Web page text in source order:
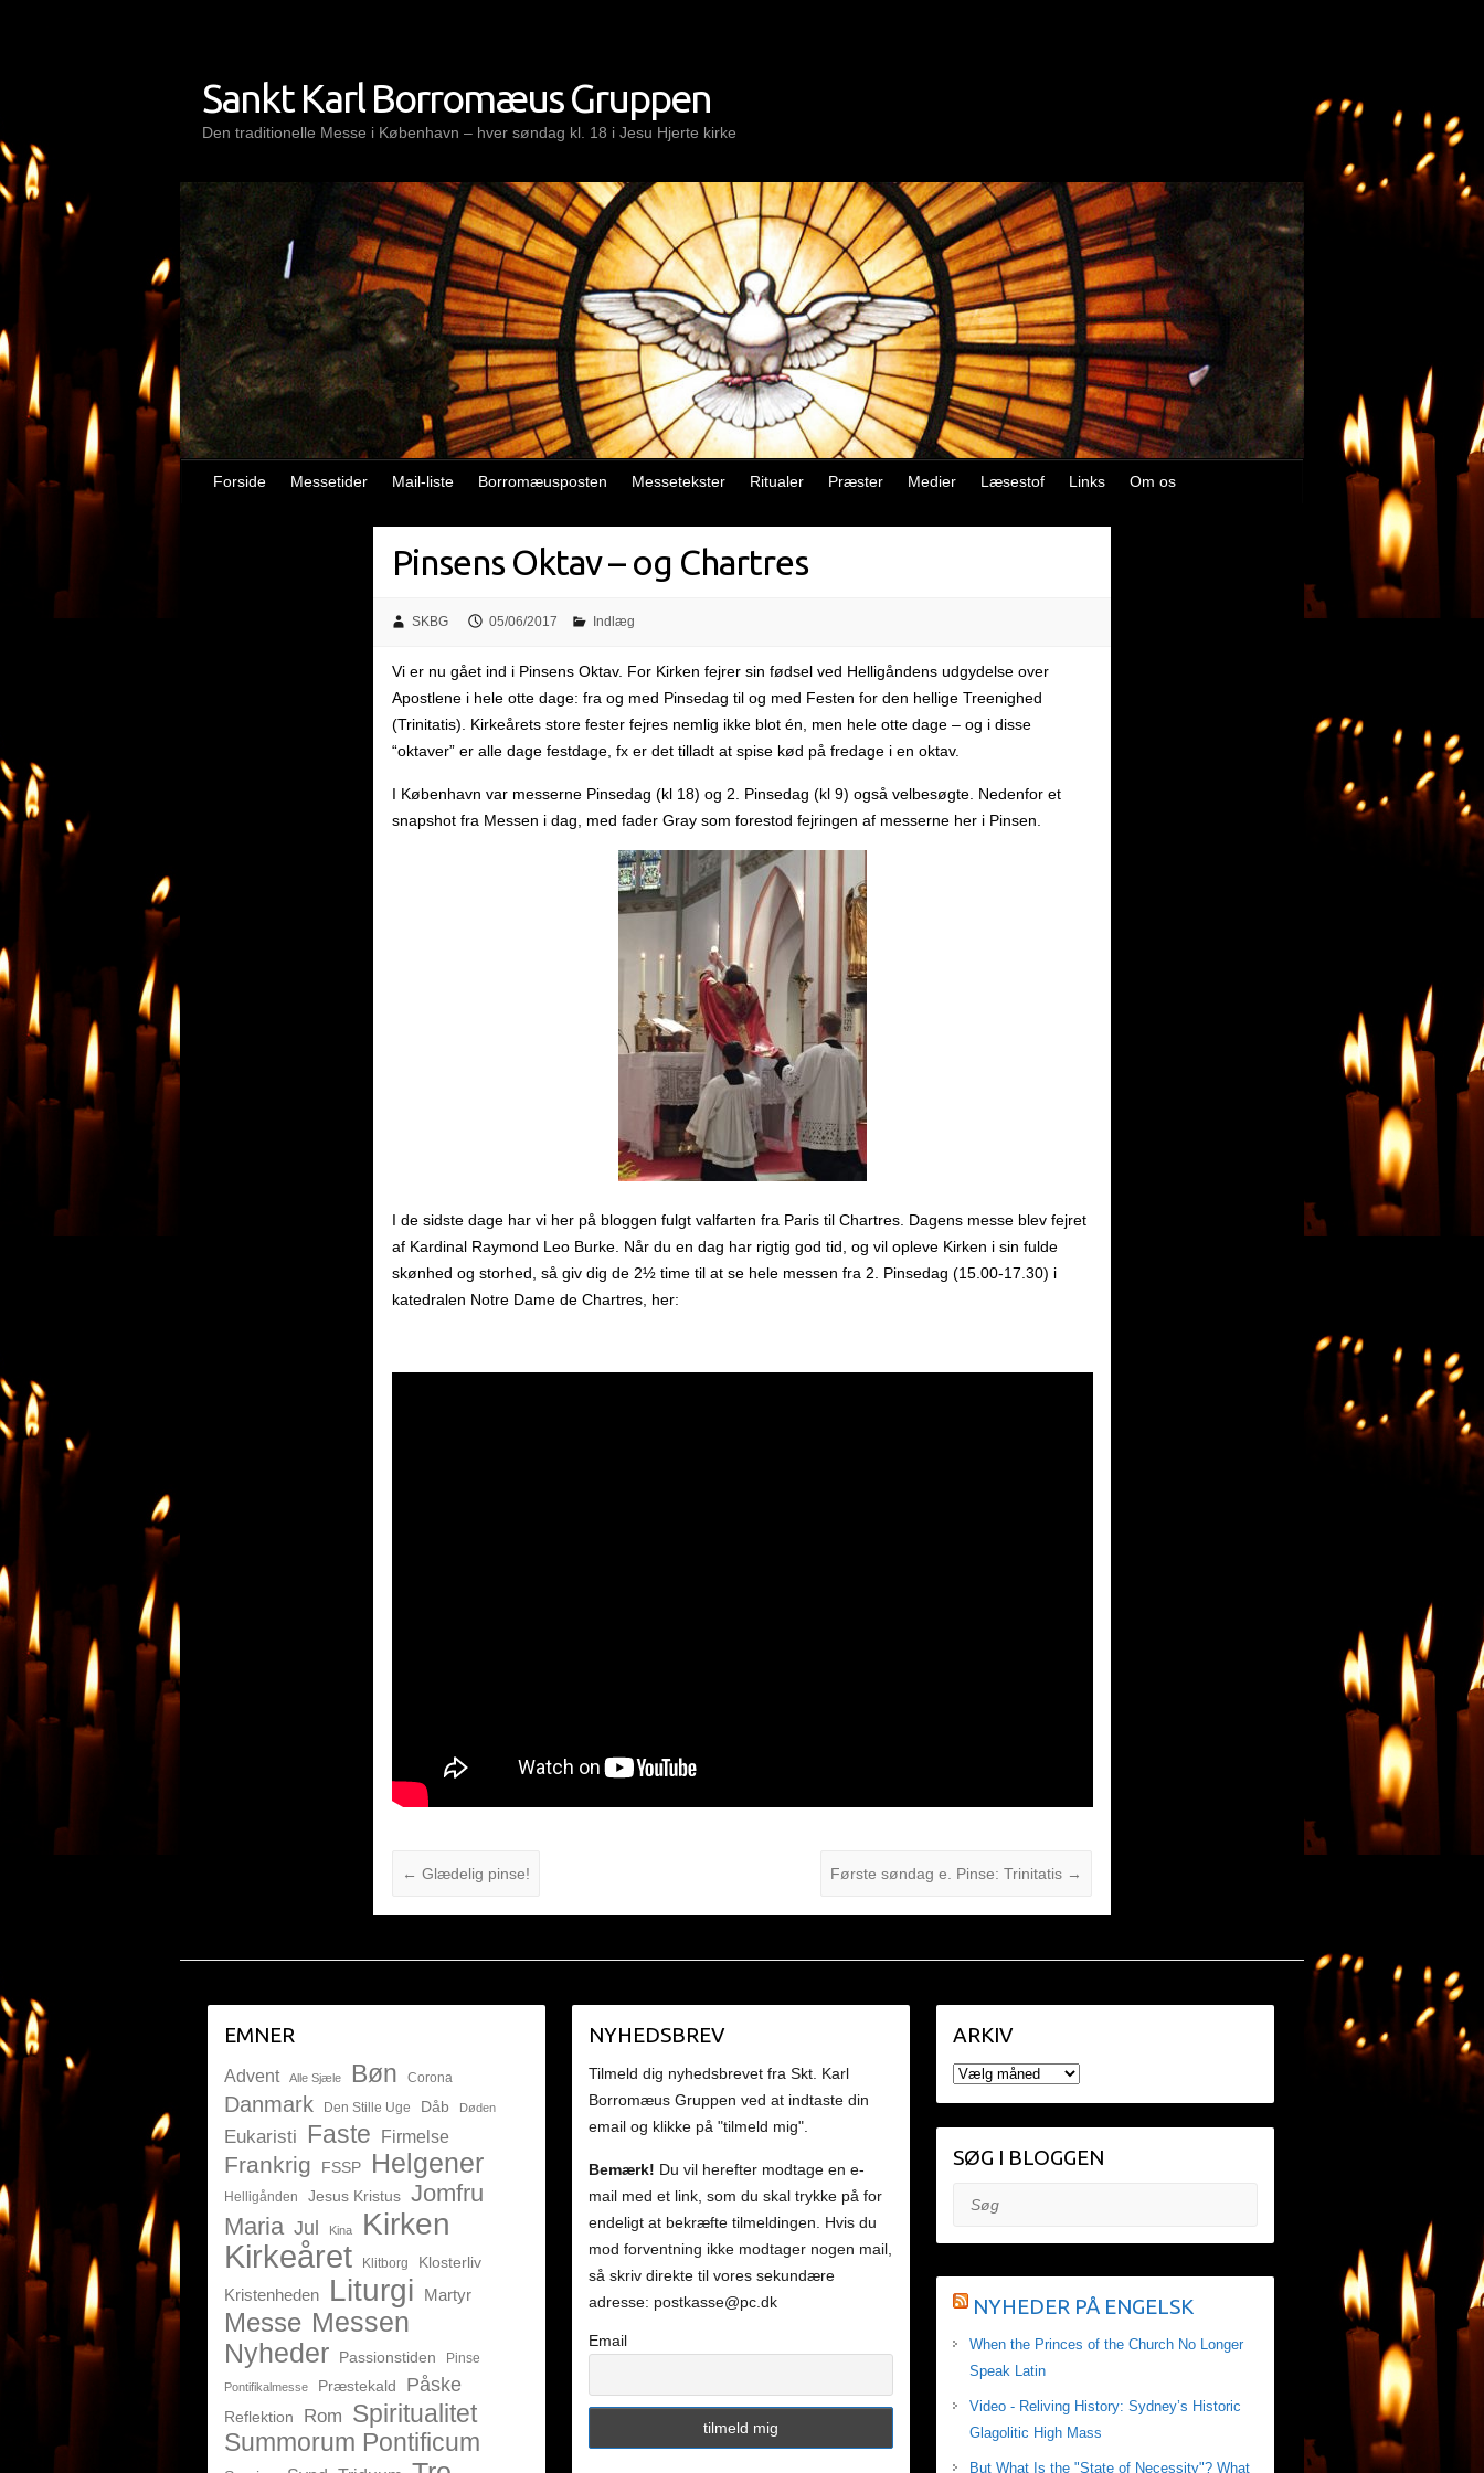
Sankt Karl Borromæus Gruppen
Den traditionelle Messe i København – hver søndag kl. 18 i Jesu Hjerte kirke
Forside Messetider Mail-liste Borromæusposten Messetekster Ritualer Præster Medier Læsestof Links Om os
Pinsens Oktav – og Chartres
SKBG 05/06/2017 Indlæg
Vi er nu gået ind i Pinsens Oktav. For Kirken fejrer sin fødsel ved Helligåndens udgydelse over
Apostlene i hele otte dage: fra og med Pinsedag til og med Festen for den hellige Treenighed
(Trinitatis). Kirkeårets store fester fejres nemlig ikke blot én, men hele otte dage – og i disse
“oktaver” er alle dage festdage, fx er det tilladt at spise kød på fredage i en oktav.
I København var messerne Pinsedag (kl 18) og 2. Pinsedag (kl 9) også velbesøgte. Nedenfor et
snapshot fra Messen i dag, med fader Gray som forestod fejringen af messerne her i Pinsen.
I de sidste dage har vi her på bloggen fulgt valfarten fra Paris til Chartres. Dagens messe blev fejret
af Kardinal Raymond Leo Burke. Når du en dag har rigtig god tid, og vil opleve Kirken i sin fulde
skønhed og storhed, så giv dig de 2½ time til at se hele messen fra 2. Pinsedag (15.00-17.30) i
katedralen Notre Dame de Chartres, her:
← Glædelig pinse! Første søndag e. Pinse: Trinitatis →
EMNER
Advent Alle Sjæle Bøn Corona
Danmark Den Stille Uge Dåb Døden
Eukaristi Faste Firmelse
Frankrig FSSP Helgener
Helligånden Jesus Kristus Jomfru
Maria Jul Kina Kirken
Kirkeåret Klitborg Klosterliv
Kristenheden Liturgi Martyr
Messe Messen
Nyheder
Passionstiden Pinse
Pontifikalmesse Præstekald Påske
Reflektion Rom Spiritualitet
Summorum Pontificum
NYHEDSBREV
Tilmeld dig nyhedsbrevet fra Skt. Karl
Borromæus Gruppen ved at indtaste din
email og klikke på "tilmeld mig".
Bemærk! Du vil herefter modtage en e-
mail med et link, som du skal trykke på for
endeligt at bekræfte tilmeldingen. Hvis du
mod forventning ikke modtager nogen mail,
så skriv direkte til vores sekundære
adresse: postkasse@pc.dk
Email
ARKIV
ARKIV
SØG I BLOGGEN
Søg
NYHEDER PÅ ENGELSK
When the Princes of the Church No Longer
Speak Latin
Video - Reliving History: Sydney’s Historic
Glagolitic High Mass
But What Is the "State of Necessity"? What